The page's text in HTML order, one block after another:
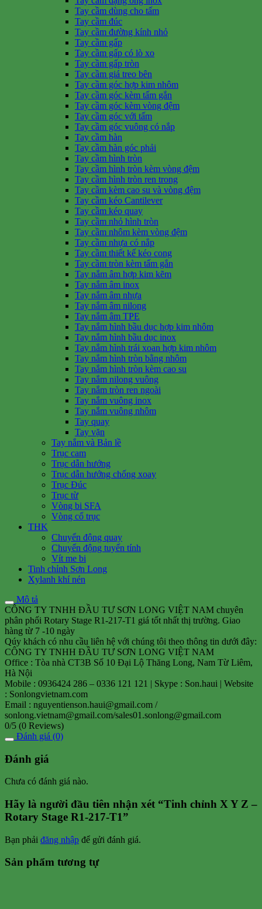
Tay cầm dùng cho tấm
Tay cầm đúc
Tay cầm đường kính nhỏ
Tay cầm gấp
Tay cầm gấp có lò xo
Tay cầm gấp tròn
Tay cầm giá treo bên
Tay cầm góc hợp kim nhôm
Tay cầm góc kèm tấm gắn
Tay cầm góc kèm vòng đệm
Tay cầm góc với tấm
Tay cầm góc vuông có nắp
Tay cầm hàn
Tay cầm hàn góc phải
Tay cầm hình tròn
Tay cầm hình tròn kèm vòng đệm
Tay cầm hình tròn ren trong
Tay cầm kèm cao su và vòng đệm
Tay cầm kéo Cantilever
Tay cầm kéo quay
Tay cầm nhỏ hình tròn
Tay cầm nhôm kèm vòng đệm
Tay cầm nhựa có nắp
Tay cầm thiết kế kéo cong
Tay cầm tròn kèm tấm gắn
Tay nắm âm hợp kim kẽm
Tay nắm âm inox
Tay nắm âm nhựa
Tay nắm âm nilong
Tay nắm âm TPE
Tay nắm hình bầu dục hợp kim nhôm
Tay nắm hình bầu dục inox
Tay nắm hình trái xoan hợp kim nhôm
Tay nắm hình tròn bằng nhôm
Tay nắm hình tròn kèm cao su
Tay nắm nilong vuông
Tay nắm tròn ren ngoài
Tay nắm vuông inox
Tay nắm vuông nhôm
Tay quay
Tay vặn
Tay nắm và Bản lề
Trục cam
Trục dẫn hướng
Trục dẫn hướng chống xoay
Trục Đúc
Trục từ
Vòng bi SFA
Vòng cổ trục
THK
Chuyển động quay
Chuyển động tuyến tính
Vít me bi
Tinh chỉnh Sơn Long
Xylanh khí nén
Mô tả
CÔNG TY TNHH ĐẦU TƯ SƠN LONG VIỆT NAM chuyên
phân phối Rotary Stage R1-217-T1 giá tốt nhất thị trường. Giao
hàng từ 7 -10 ngày
Qúy khách có nhu cầu liên hệ với chúng tôi theo thông tin dưới đây:
CÔNG TY TNHH ĐẦU TƯ SƠN LONG VIỆT NAM
Office : Tòa nhà CT3B Số 10 Đại Lộ Thăng Long, Nam Từ Liêm,
Hà Nội
Mobile : 0936424 286 – 0336 121 121 | Skype : Son.haui | Website
: Sonlongvietnam.com
Email : nguyentienson.haui@gmail.com /
sonlong.vietnam@gmail.com/sales01.sonlong@gmail.com
0/5 (0 Reviews)
Đánh giá (0)
Đánh giá
Chưa có đánh giá nào.
Hãy là người đầu tiên nhận xét “Tinh chỉnh X Y Z –
Rotary Stage R1-217-T1”
Bạn phải đăng nhập để gửi đánh giá.
Sản phẩm tương tự